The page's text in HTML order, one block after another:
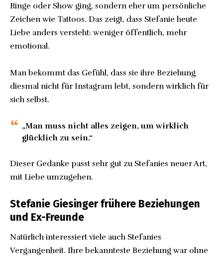
Ringe oder Show ging, sondern eher um persönliche
Zeichen wie Tattoos. Das zeigt, dass Stefanie heute
Liebe anders versteht: weniger öffentlich, mehr
emotional.
Man bekommt das Gefühl, dass sie ihre Beziehung
diesmal nicht für Instagram lebt, sondern wirklich für
sich selbst.
„Man muss nicht alles zeigen, um wirklich
glücklich zu sein.“
Dieser Gedanke passt sehr gut zu Stefanies neuer Art,
mit Liebe umzugehen.
Stefanie Giesinger frühere Beziehungen
und Ex-Freunde
Natürlich interessiert viele auch Stefanies
Vergangenheit. Ihre bekannteste Beziehung war ohne